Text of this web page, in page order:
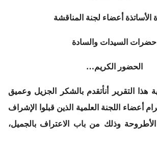
الأساتذة أعضاء لجنة المناقشة
حضرات السيدات والسادة
الحضور الكريم…
هذا التقرير أنأتقدم بالشكر الجزيل وعميق
أعضاء اللجنة العلمية الذين قبلوا الإشراف
وذلك من باب الاعتراف بالجميل،